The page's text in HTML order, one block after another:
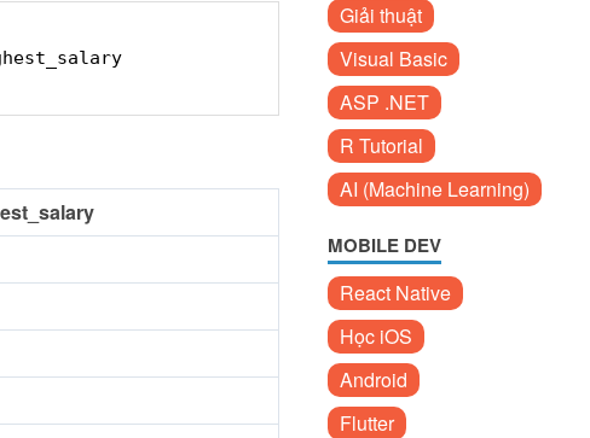
Giải thuật
Visual Basic
ASP .NET
R Tutorial
AI (Machine Learning)
MOBILE DEV
React Native
Học iOS
Android
Flutter